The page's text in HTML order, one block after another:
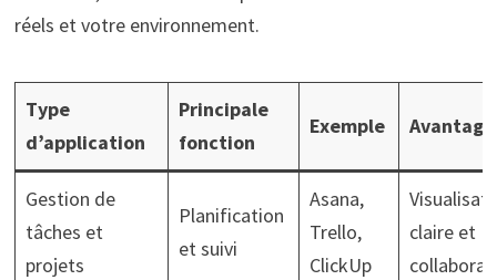
réels et votre environnement.
Type
d’application
Principale
fonction
Exemple
Gestion de
tâches et
projets
Planification
et suivi
Asana,
Trello,
ClickUp
claire et